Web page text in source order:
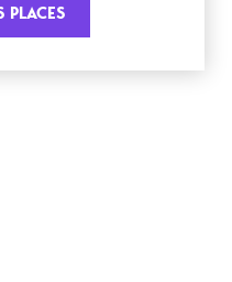
PLACES